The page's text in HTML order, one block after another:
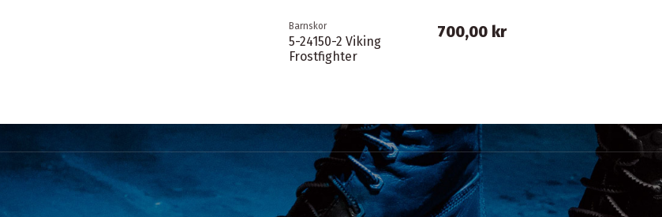
Barnskor
5-24150-2 Viking
Frostfighter
700,00 kr